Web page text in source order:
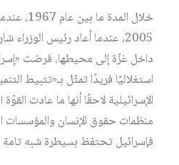
خلال المدة
2005، عندما أعاد رئيس
داخل غزّة إلى محيطها، فرضت
استغلاليًا فريدًا تمثّل بـ«تثبيط
الإسرائيلية لاحقًا أنها ما عادت
منظمات حقوق الإنسان والمؤسسات
فإسرائيل تحتفظ بسيطرة شبه